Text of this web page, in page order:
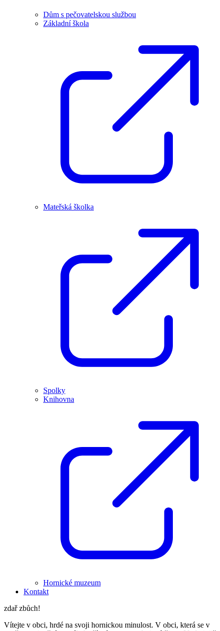
Dům s pečovatelskou službou
Základní škola
Mateřská školka
Spolky
Knihovna
Hornické muzeum
Kontakt
zdař zbůch!
Vítejte v obci, hrdé na svoji hornickou minulost. V obci, která se v